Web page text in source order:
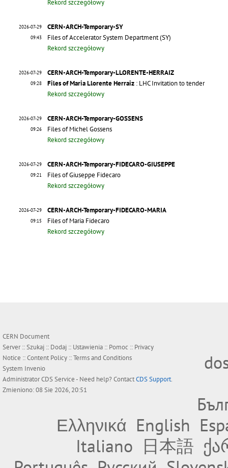
Rekord szczegółowy
2026-07-29
09:43
CERN-ARCH-Temporary-SY
Files of Accelerator System Department (SY)
Rekord szczegółowy
2026-07-29
09:28
CERN-ARCH-Temporary-LLORENTE-HERRAIZ
Files of Maria Llorente Herraiz : LHC Invitation to tender
Rekord szczegółowy
2026-07-29
09:26
CERN-ARCH-Temporary-GOSSENS
Files of Michel Gossens
Rekord szczegółowy
2026-07-29
09:21
CERN-ARCH-Temporary-FIDECARO-GIUSEPPE
Files of Giuseppe Fidecaro
Rekord szczegółowy
2026-07-29
09:15
CERN-ARCH-Temporary-FIDECARO-MARIA
Files of Maria Fidecaro
Rekord szczegółowy
CERN Document
Server ::Szukaj :: Dodaj :: Ustawienia :: Pomoc :: Privacy
Notice ::Content Policy ::Terms and Conditions
System Invenio
AdministratorCDS Service- Need help? ContactCDS Support.
Zmieniono: 08 Sie 2026, 20:51
Ελληνικά English
Italiano 日本語